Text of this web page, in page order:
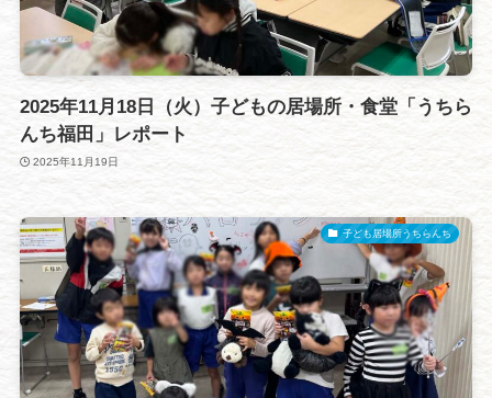
2025年11月18日（火）子どもの居場所・食堂「うちら
んち福田」レポート
2025年11月19日
子ども居場所うちらんち